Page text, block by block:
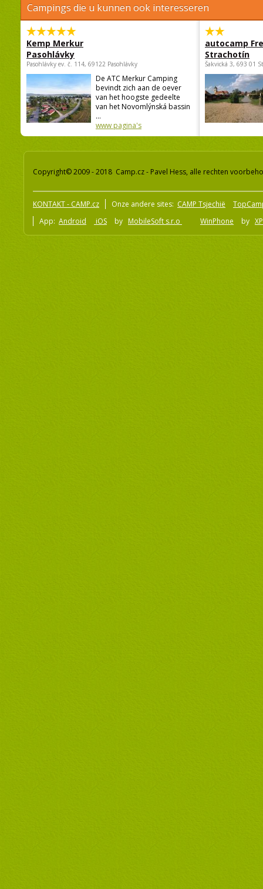
Campings die u kunnen ook interesseren
Kemp Merkur
Pasohlávky
Pasohlávky ev. č. 114, 69122 Pasohlávky
De ATC Merkur Camping
bevindt zich aan de oever
van het hoogste gedeelte
van het Novomlýnská bassin
...
www pagina's
autocamp
Strachotín
Šakvická 3, 693 01
Copyright© 2009 - 2018 Camp.cz - Pavel Hess, alle rechten
KONTAKT - CAMP.cz Onze andere sites: CAMP Tsjechië
App: Android iOS by MobileSoft s.r.o WinPhone by